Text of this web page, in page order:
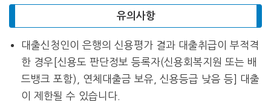
유의사항
대출신청인이 은행의 신용평가 결과 대출취급이 부적격
한 경우[신용도 판단정보 등록자(신용회복지원 또는 배
드뱅크 포함), 연체대출금 보유, 신용등급 낮음 등] 대출
이 제한될 수 있습니다.